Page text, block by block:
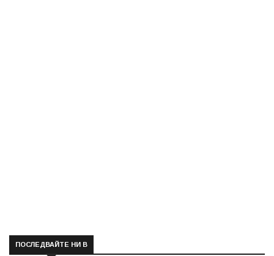
ПОСЛЕДВАЙТЕ НИ В